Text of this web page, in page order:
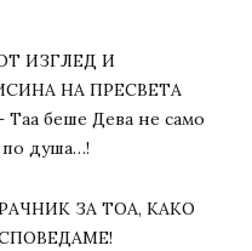
ИЗГЛЕД И
HA ПРЕСВЕТА
беше Дева не само
по душа…!
ЗА ТОА, КАКО